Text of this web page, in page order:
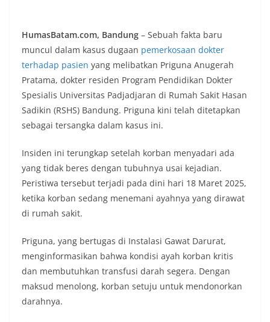
HumasBatam.com, Bandung – Sebuah fakta baru
muncul dalam kasus dugaan pemerkosaan dokter
terhadap pasien yang melibatkan Priguna Anugerah
Pratama, dokter residen Program Pendidikan Dokter
Spesialis Universitas Padjadjaran di Rumah Sakit Hasan
Sadikin (RSHS) Bandung. Priguna kini telah ditetapkan
sebagai tersangka dalam kasus ini.
Insiden ini terungkap setelah korban menyadari ada
yang tidak beres dengan tubuhnya usai kejadian.
Peristiwa tersebut terjadi pada dini hari 18 Maret 2025,
ketika korban sedang menemani ayahnya yang dirawat
di rumah sakit.
Priguna, yang bertugas di Instalasi Gawat Darurat,
menginformasikan bahwa kondisi ayah korban kritis
dan membutuhkan transfusi darah segera. Dengan
maksud menolong, korban setuju untuk mendonorkan
darahnya.